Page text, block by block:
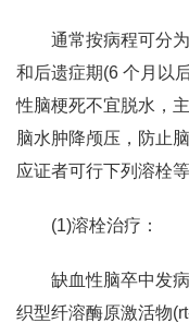
通常按病程可分
和后遗症期(6 个月以
性脑梗死不宜脱水，
脑水肿降颅压，防止
应证者可行下列溶栓等
(1)溶栓治疗：
缺血性脑卒中发
织型纤溶酶原激活物